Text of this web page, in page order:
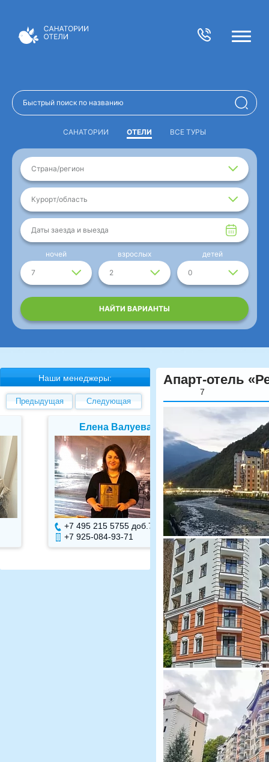
САНАТОРИИ ОТЕЛИ ВСЕ ТУРЫ
Страна/регион
Курорт/область
Даты заезда и выезда
7
ночей
2
взрослых
0
детей
НАЙТИ ВАРИАНТЫ
Наши менеджеры:
Предыдущая Следующая
Елена Валуева
+7 495 215 5755 доб.7
+7 925-084-93-71
Светлана
+7 495 215 5755 доб.
+7 925-084-93-70
Апарт-отель
7